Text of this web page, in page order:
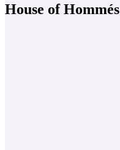
House of Hommés